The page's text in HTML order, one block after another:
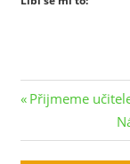
pro
Previous
Přijmeme